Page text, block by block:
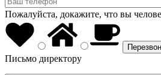
Пожалуйста, докажите, что вы
Письмо директору